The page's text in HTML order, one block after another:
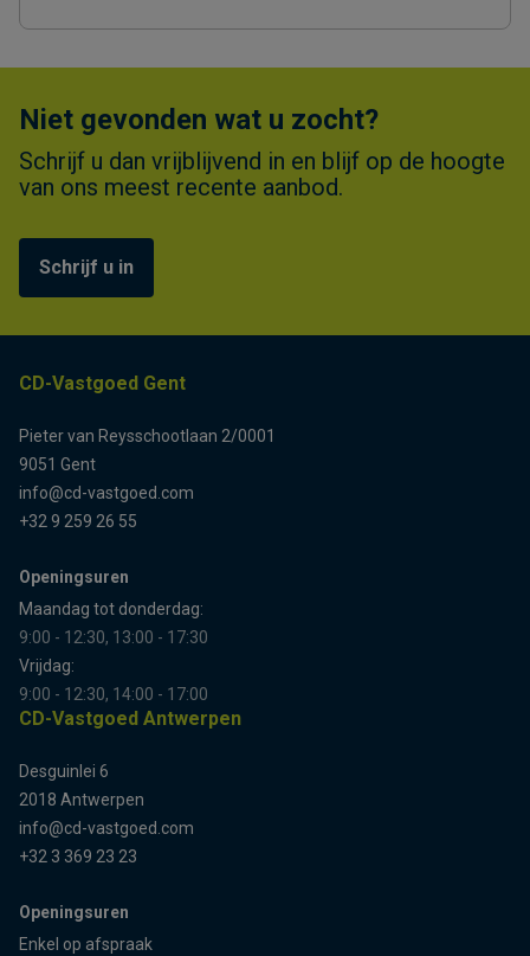
Niet gevonden wat u zocht?
Schrijf u dan vrijblijvend in en blijf op de hoogte
van ons meest recente aanbod.
Schrijf u in
CD-Vastgoed Gent
Pieter van Reysschootlaan 2/0001
9051 Gent
info@cd-vastgoed.com
+32 9 259 26 55
Openingsuren
Maandag tot donderdag:
9:00 - 12:30, 13:00 - 17:30
Vrijdag:
9:00 - 12:30, 14:00 - 17:00
CD-Vastgoed Antwerpen
Desguinlei 6
2018 Antwerpen
info@cd-vastgoed.com
+32 3 369 23 23
Openingsuren
Enkel op afspraak